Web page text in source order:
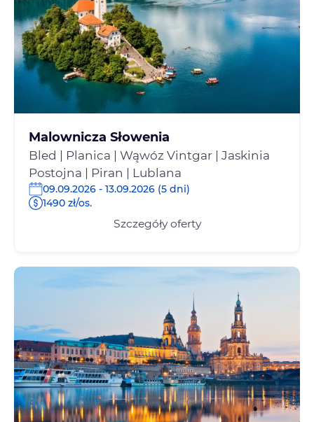
Malownicza Słowenia
Bled | Planica | Wąwóz Vintgar | Jaskinia
Postojna | Piran | Lublana
09.09.2026 - 13.09.2026 (5 dni)
1490 zł/os.
Szczegóły oferty